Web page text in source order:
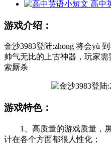
高中
游戏介绍：
金沙3983登陆:zhōng 将会yù
帅气无比的上古神器，玩家
索厮杀
游戏特色：
1、高质量的游戏质量，屏
计在各个方面都很人性化；